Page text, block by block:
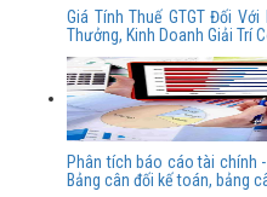
Giá Tính Thuế GTGT Đối
Thưởng, Kinh Doanh Giải Trí
Phân tích báo cáo tài chính
Bảng cân đối kế toán, bảng